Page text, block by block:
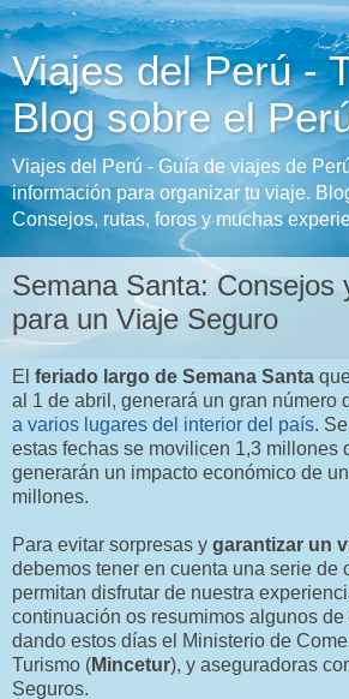
Viajes del Perú -
Blog sobre el
Viajes del Perú - Guía de viajes de
información para organizar tu viaje.
Consejos, rutas, foros y muchas
Semana Santa: Consejos
para un Viaje Seguro
El feriado largo de Semana Santa
al 1 de abril, generará un gran número
a varios lugares del interior del país.
estas fechas se movilicen 1,3 millones
generarán un impacto económico de
millones.
Para evitar sorpresas y garantizar un
debemos tener en cuenta una serie de
permitan disfrutar de nuestra
continuación os resumimos algunos
dando estos días el Ministerio de
Turismo (Mincetur), y aseguradoras
Seguros.